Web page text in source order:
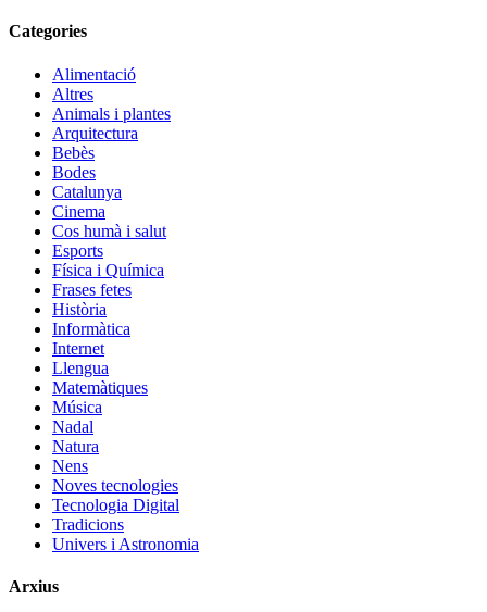
Categories
Alimentació
Altres
Animals i plantes
Arquitectura
Bebès
Bodes
Catalunya
Cinema
Cos humà i salut
Esports
Física i Química
Frases fetes
Història
Informàtica
Internet
Llengua
Matemàtiques
Música
Nadal
Natura
Nens
Noves tecnologies
Tecnologia Digital
Tradicions
Univers i Astronomia
Arxius